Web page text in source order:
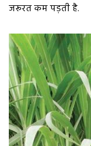
जरूरत कम पड़ती है.